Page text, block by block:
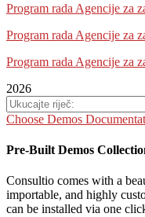
Program rada Agencije za
Program rada Agencije za
Program rada Agencije za
2026
Choose Demos
Pre-Built Demos
Consultio comes with a
importable, and highly
can be installed via one